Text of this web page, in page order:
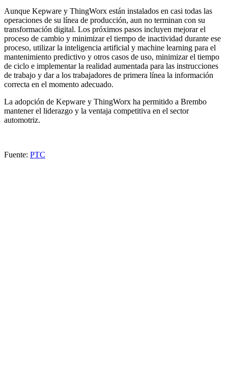
Aunque Kepware y ThingWorx están instalados en casi todas las
operaciones de su línea de producción, aun no terminan con su
transformación digital. Los próximos pasos incluyen mejorar el
proceso de cambio y minimizar el tiempo de inactividad durante ese
proceso, utilizar la inteligencia artificial y machine learning para el
mantenimiento predictivo y otros casos de uso, minimizar el tiempo
de ciclo e implementar la realidad aumentada para las instrucciones
de trabajo y dar a los trabajadores de primera línea la información
correcta en el momento adecuado.
La adopción de Kepware y ThingWorx ha permitido a Brembo
mantener el liderazgo y la ventaja competitiva en el sector
automotriz.
Fuente: PTC